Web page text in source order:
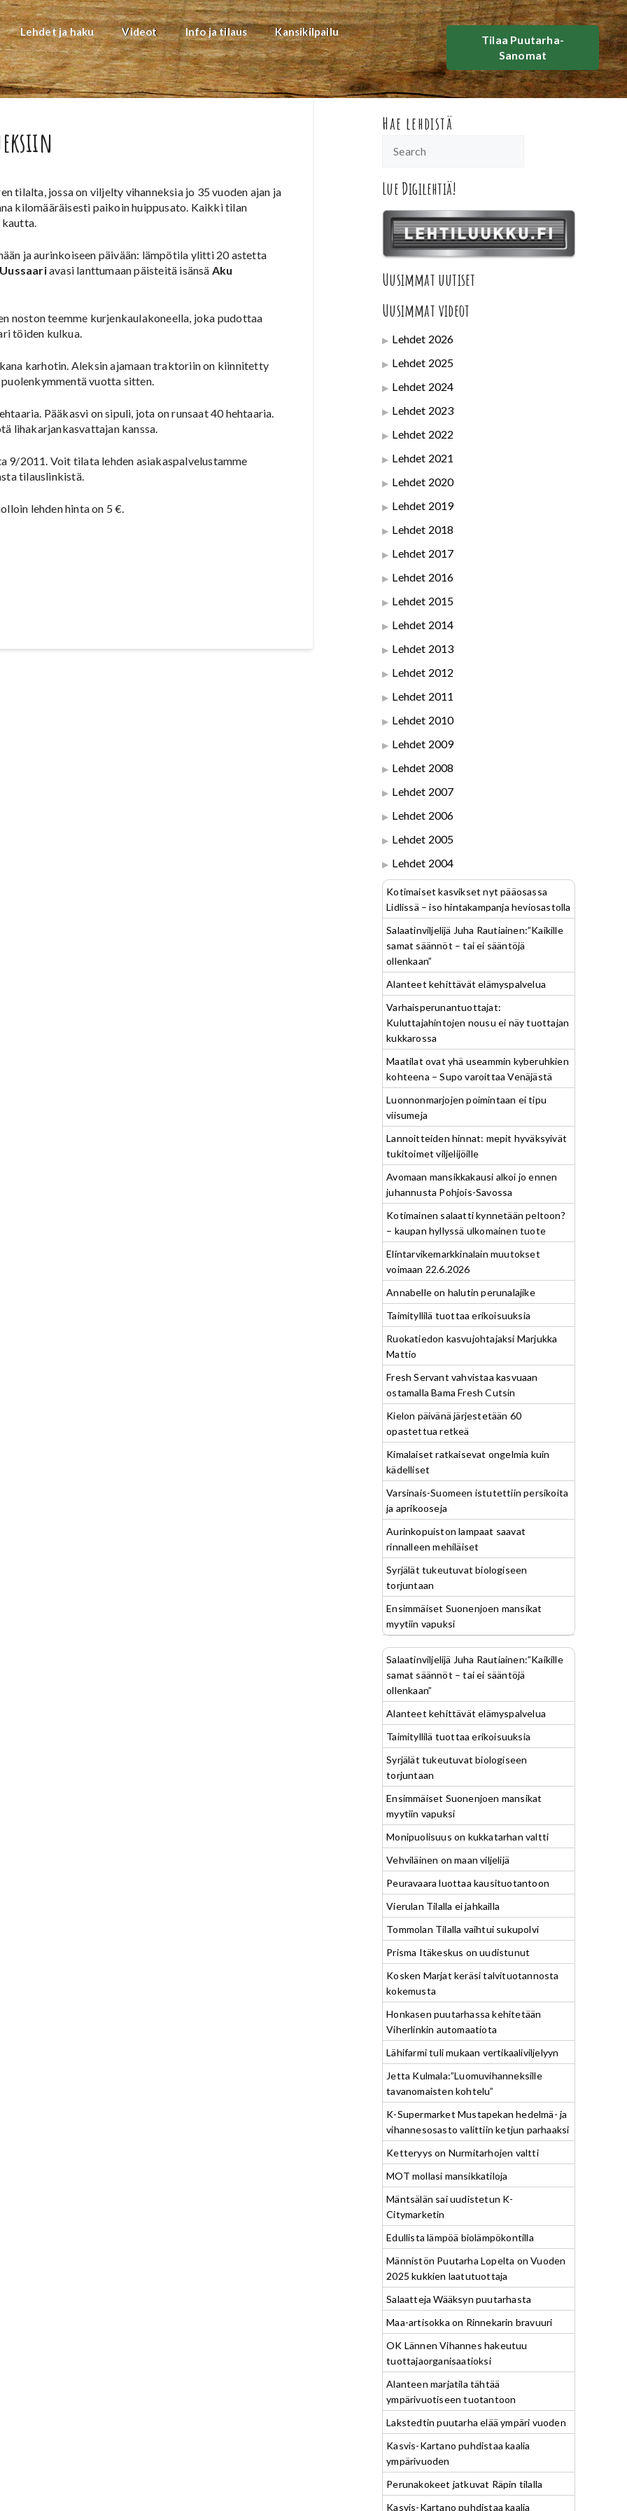
Lehdet ja haku Videot Info ja tilaus Kansikilpailu
Tilaa Puutarha-
Sanomat
tilalta, jossa on viljelty vihanneksia jo 35 vuoden ajan ja
kilomääräisesti paikoin huippusato. Kaikki tilan
ja aurinkoiseen päivään: lämpötila ylitti 20 astetta
avasi lanttumaan päisteitä isänsä Aku
noston teemme kurjenkaulakoneella, joka pudottaa
töiden kulkua.
karhotin. Aleksin ajamaan traktoriin on kiinnitetty
vuotta sitten.
Pääkasvi on sipuli, jota on runsaat 40 hehtaaria.
lihakarjankasvattajan kanssa.
9/2011. Voit tilata lehden asiakaspalvelustamme
tilauslinkistä.
lehden hinta on 5 €.
Hae lehdistä
Lue Digilehtiä!
Uusimmat uutiset
Uusimmat videot
Lehdet 2026
Lehdet 2025
Lehdet 2024
Lehdet 2023
Lehdet 2022
Lehdet 2021
Lehdet 2020
Lehdet 2019
Lehdet 2018
Lehdet 2017
Lehdet 2016
Lehdet 2015
Lehdet 2014
Lehdet 2013
Lehdet 2012
Lehdet 2011
Lehdet 2010
Lehdet 2009
Lehdet 2008
Lehdet 2007
Lehdet 2006
Lehdet 2005
Lehdet 2004
Kotimaiset kasvikset nyt pääosassa
Lidlissä – iso hintakampanja heviosastolla
Salaatinviljelijä Juha Rautiainen:”Kaikille
samat säännöt – tai ei sääntöjä
ollenkaan”
Alanteet kehittävät elämyspalvelua
Varhaisperunantuottajat:
Kuluttajahintojen nousu ei näy tuottajan
kukkarossa
Maatilat ovat yhä useammin kyberuhkien
kohteena – Supo varoittaa Venäjästä
Luonnonmarjojen poimintaan ei tipu
viisumeja
Lannoitteiden hinnat: mepit hyväksyivät
tukitoimet viljelijöille
Avomaan mansikkakausi alkoi jo ennen
juhannusta Pohjois-Savossa
Kotimainen salaatti kynnetään peltoon?
– kaupan hyllyssä ulkomainen tuote
Elintarvikemarkkinalain muutokset
voimaan 22.6.2026
Annabelle on halutin perunalajike
Taimityllilä tuottaa erikoisuuksia
Ruokatiedon kasvujohtajaksi Marjukka
Mattio
Fresh Servant vahvistaa kasvuaan
ostamalla Bama Fresh Cutsin
Kielon päivänä järjestetään 60
opastettua retkeä
Kimalaiset ratkaisevat ongelmia kuin
kädelliset
Varsinais-Suomeen istutettiin persikoita
ja aprikooseja
Aurinkopuiston lampaat saavat
rinnalleen mehiläiset
Syrjälät tukeutuvat biologiseen
torjuntaan
Ensimmäiset Suonenjoen mansikat
myytiin vapuksi
Salaatinviljelijä Juha Rautiainen:”Kaikille
samat säännöt – tai ei sääntöjä
ollenkaan”
Alanteet kehittävät elämyspalvelua
Taimityllilä tuottaa erikoisuuksia
Syrjälät tukeutuvat biologiseen
torjuntaan
Ensimmäiset Suonenjoen mansikat
myytiin vapuksi
Monipuolisuus on kukkatarhan valtti
Vehviläinen on maan viljelijä
Peuravaara luottaa kausituotantoon
Vierulan Tilalla ei jahkailla
Tommolan Tilalla vaihtui sukupolvi
Prisma Itäkeskus on uudistunut
Kosken Marjat keräsi talvituotannosta
kokemusta
Honkasen puutarhassa kehitetään
Viherlinkin automaatiota
Lähifarmi tuli mukaan vertikaaliviljelyyn
Jetta Kulmala:”Luomuvihanneksille
tavanomaisten kohtelu”
K-Supermarket Mustapekan hedelmä- ja
vihannesosasto valittiin ketjun parhaaksi
Ketteryys on Nurmitarhojen valtti
MOT mollasi mansikkatiloja
Mäntsälän sai uudistetun K-
Citymarketin
Edullista lämpöä biolämpökontilla
Männistön Puutarha Lopelta on Vuoden
2025 kukkien laatutuottaja
Salaatteja Wääksyn puutarhasta
Maa-artisokka on Rinnekarin bravuuri
OK Lännen Vihannes hakeutuu
tuottajaorganisaatioksi
Alanteen marjatila tähtää
ympärivuotiseen tuotantoon
Lakstedtin puutarha elää ympäri vuoden
Kasvis-Kartano puhdistaa kaalia
ympärivuoden
Perunakokeet jatkuvat Räpin tilalla
Kasvis-Kartano puhdistaa kaalia